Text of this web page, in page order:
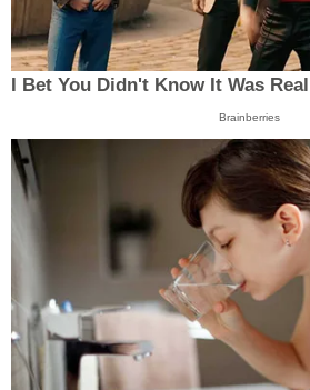
I Bet You Didn't Know It Was
Brainberries